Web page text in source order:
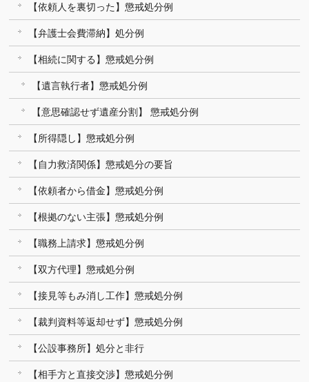
【依頼人を裏切った】懲戒処分例
【弁護士会費滞納】処分例
【相続に関する】懲戒処分例
【遺言執行者】懲戒処分例
【意思確認せず遺産分割】 懲戒処分例
【所得隠し】懲戒処分例
【自力救済関係】懲戒処分の要旨
【依頼者から借金】懲戒処分例
【根拠のない主張】懲戒処分例
【職務上請求】懲戒処分例
【双方代理】懲戒処分例
【接見等もみ消し工作】懲戒処分例
【裁判資料等返却せず】懲戒処分例
【公設事務所】処分と非行
【相手方と直接交渉】懲戒処分例